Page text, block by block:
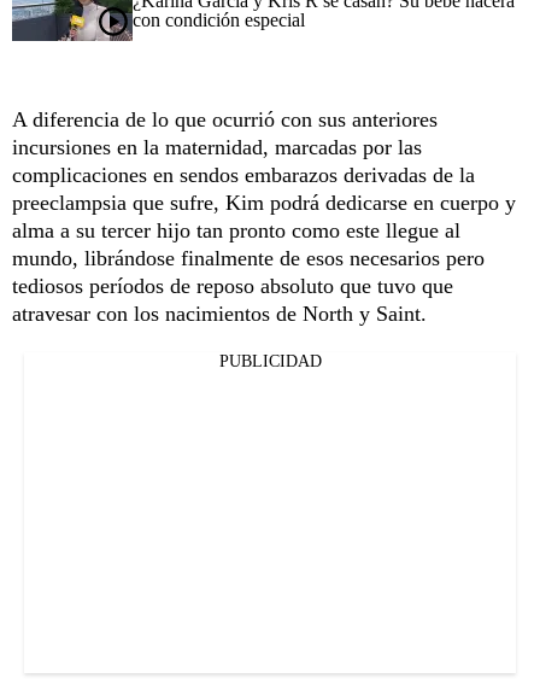
con condición especial
A diferencia de lo que ocurrió con sus anteriores
incursiones en la maternidad, marcadas por las
complicaciones en sendos embarazos derivadas de la
preeclampsia que sufre, Kim podrá dedicarse en cuerpo y
alma a su tercer hijo tan pronto como este llegue al
mundo, librándose finalmente de esos necesarios pero
tediosos períodos de reposo absoluto que tuvo que
atravesar con los nacimientos de North y Saint.
PUBLICIDAD